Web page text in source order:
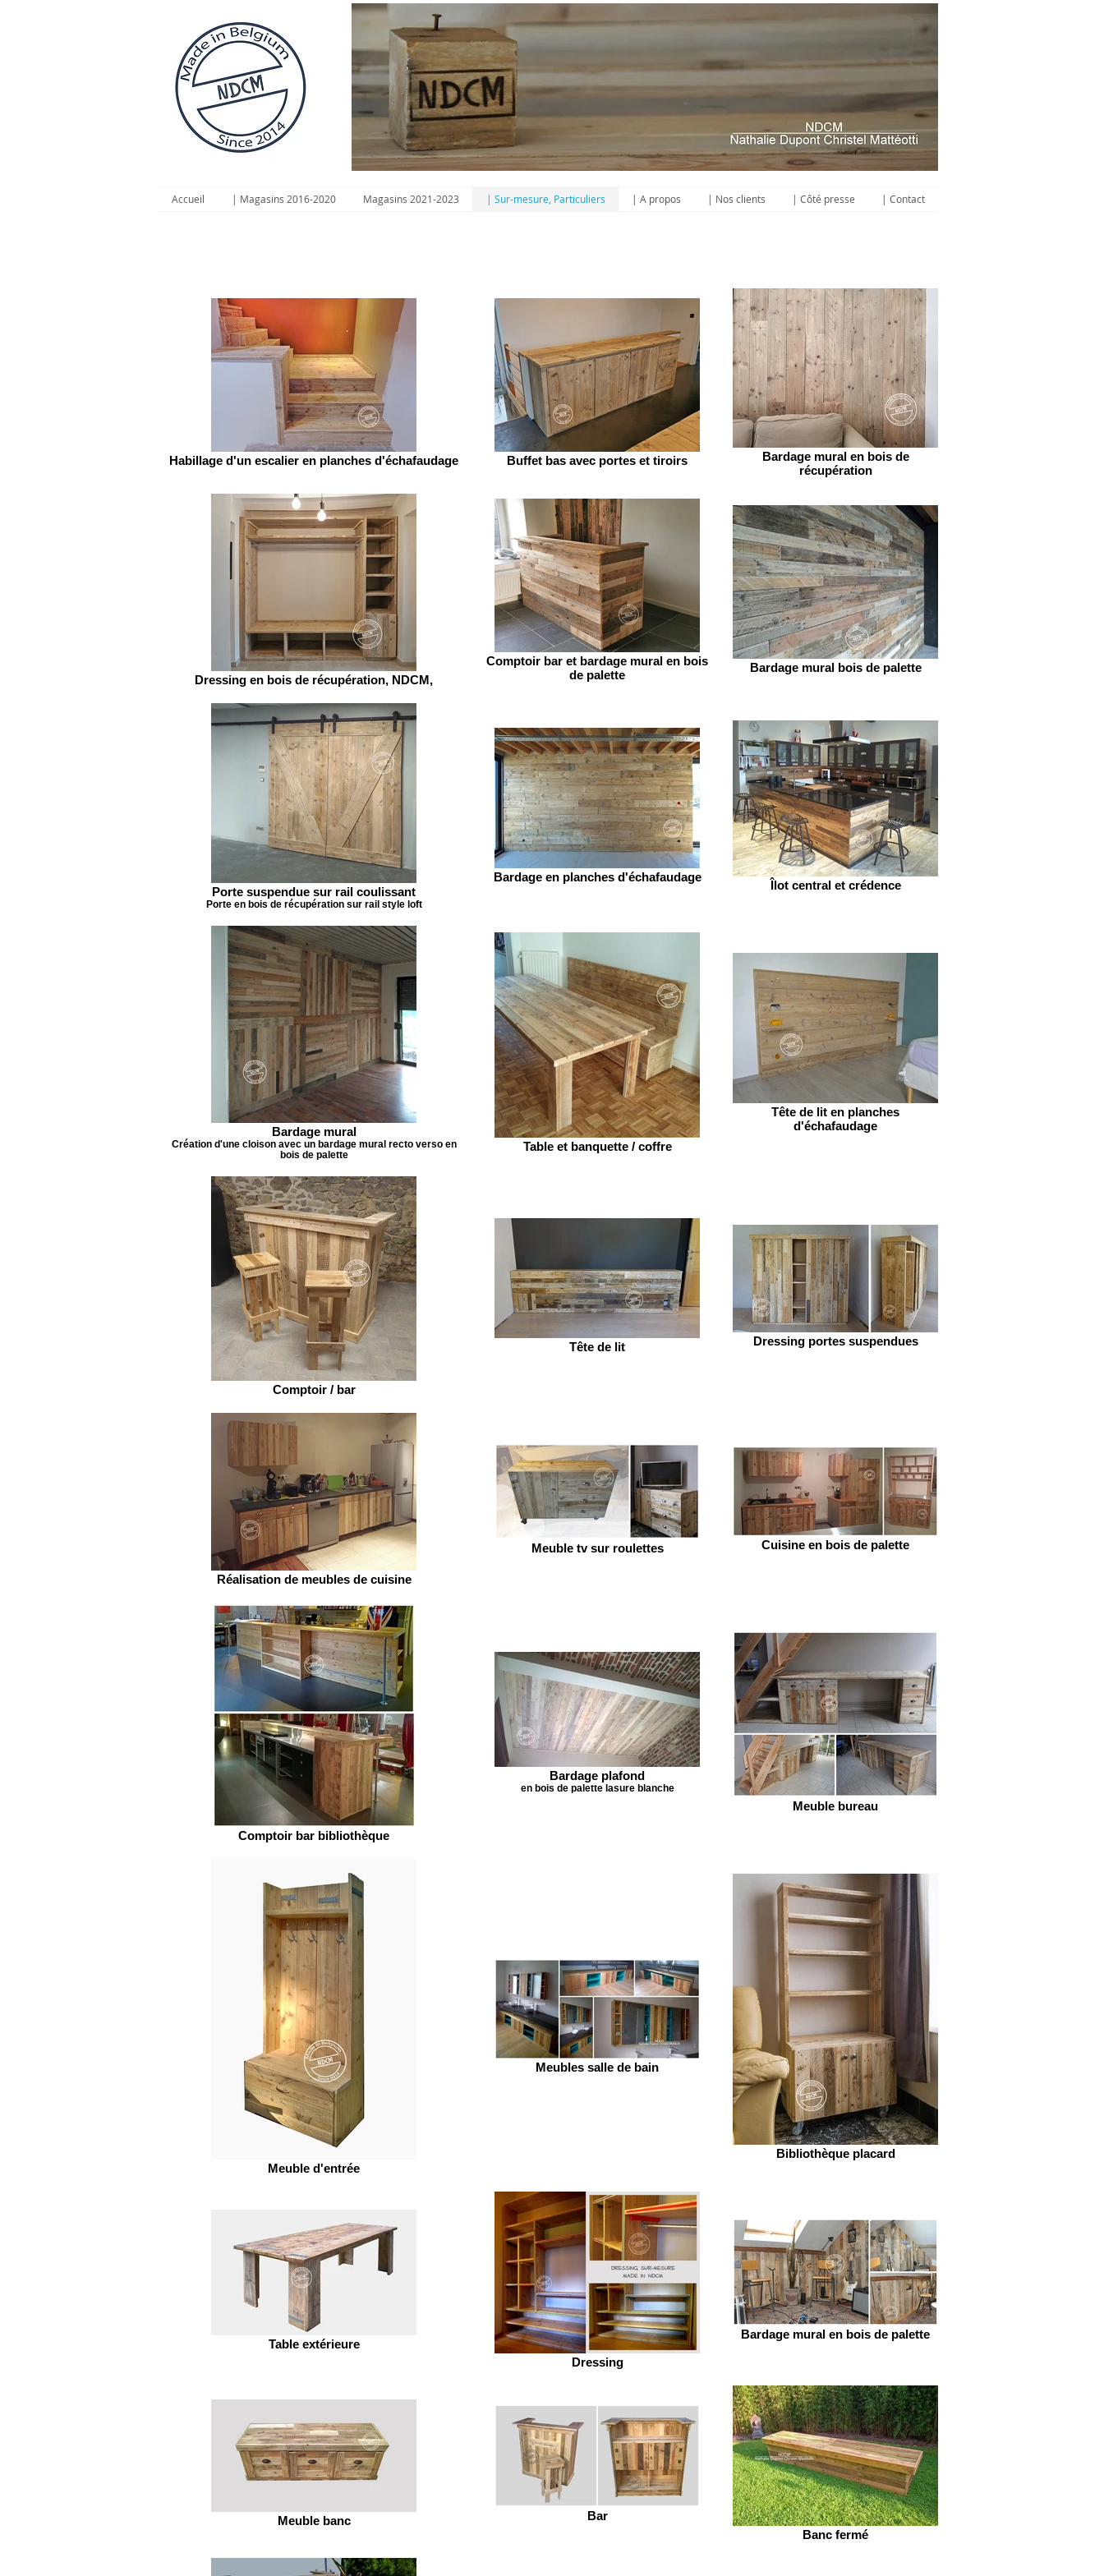
Habillage d'un escalier en planches d'échafaudage Buffet bas avec portes et tiroirs
Bardage mural en bois de
récupération
Dressing en bois de récupération, NDCM,
Comptoir bar et bardage mural en bois
de palette
Bardage mural bois de palette
Porte suspendue sur rail coulissant
Porte en bois de récupération sur rail style loft
Bardage en planches d'échafaudage
Îlot central et crédence
Bardage mural
Création d'une cloison avec un bardage mural recto verso en
bois de palette
Table et banquette / coffre
Tête de lit en planches
d'échafaudage
Comptoir / bar
Tête de lit Dressing portes suspendues
Réalisation de meubles de cuisine
Meuble tv sur roulettes Cuisine en bois de palette
Comptoir bar bibliothèque
Bardage plafond
en bois de palette lasure blanche
Meuble bureau
Meuble d'entrée
Meubles salle de bain
Bibliothèque placard
Table extérieure
Dressing
Bardage mural en bois de palette
Meuble banc
Bar
Banc fermé
Accueil | Magasins 2016-2020 Magasins 2021-2023 | Sur-mesure, Particuliers | A propos | Nos clients | Côté presse | Contact